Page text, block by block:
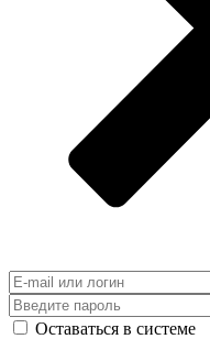
Оставаться в системе